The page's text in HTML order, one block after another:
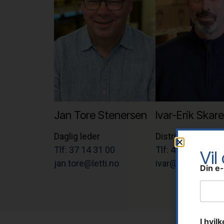
Jan Tore Stenersen
Daglig leder
Tlf: 37 14 31 00
jan.tore@letti.no
Ivar-Erik
Distriktssjef
Tlf: 41 60 39 99
ivar@letti.noVil
Din
I